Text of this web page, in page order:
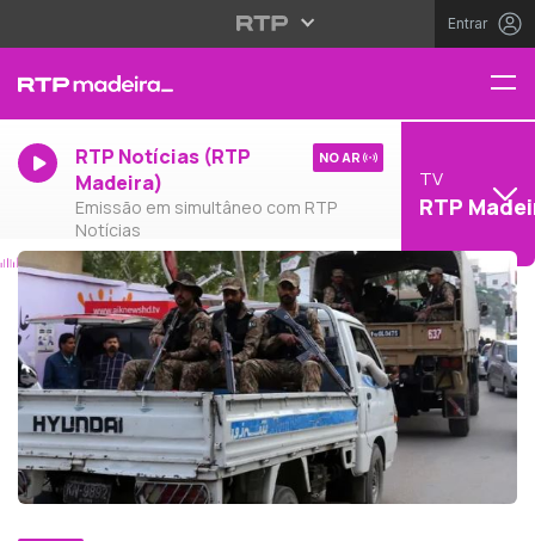
Entrar
RTP Notícias (RTP
Madeira)
Emissão em simultâneo com RTP
Notícias
NO AR
TV
RTP